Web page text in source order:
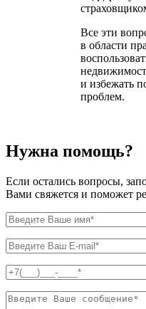
Все эти
в области
и избежать
проблем.
Нужна помощь?
Если остались вопросы,
Вами свяжется и поможет